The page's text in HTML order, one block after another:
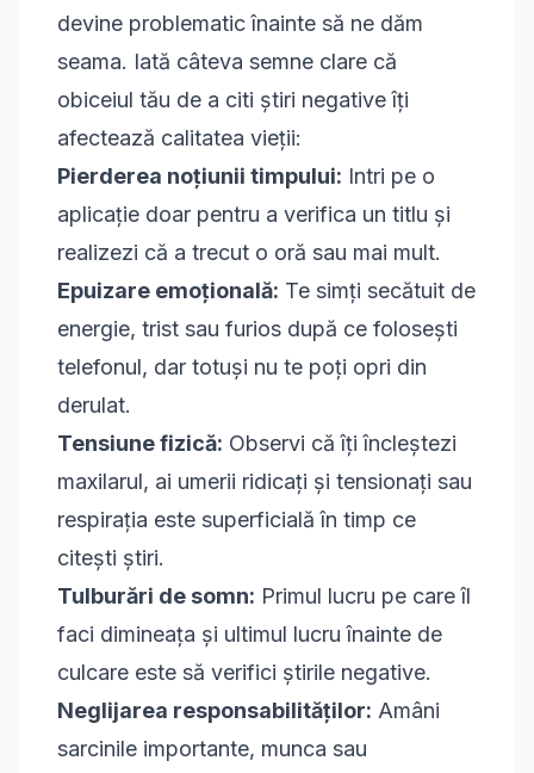
devine problematic înainte să ne dăm
seama. Iată câteva semne clare că
obiceiul tău de a citi știri negative îți
afectează calitatea vieții:
Pierderea noțiunii timpului: Intri pe o
aplicație doar pentru a verifica un titlu și
realizezi că a trecut o oră sau mai mult.
Epuizare emoțională: Te simți secătuit de
energie, trist sau furios după ce folosești
telefonul, dar totuși nu te poți opri din
derulat.
Tensiune fizică: Observi că îți încleștezi
maxilarul, ai umerii ridicați și tensionați sau
respirația este superficială în timp ce
citești știri.
Tulburări de somn: Primul lucru pe care îl
faci dimineața și ultimul lucru înainte de
culcare este să verifici știrile negative.
Neglijarea responsabilităților: Amâni
sarcinile importante, munca sau